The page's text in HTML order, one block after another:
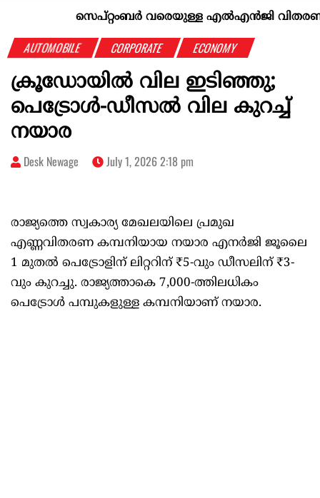
KERALA @70
സെപ്റ്റംബർ വരെയുള്ള എൽഎൻജി വിതരണം
AUTOMOBILE CORPORATE ECONOMY
ക്രൂഡോയിൽ വില ഇടിഞ്ഞു;
പെട്രോൾ-ഡീസൽ വില കുറച്ച്
നയാര
Desk Newage July 1, 2026 2:18 pm
രാജ്യത്തെ സ്വകാര്യ മേഖലയിലെ പ്രമുഖ
എണ്ണവിതരണ കമ്പനിയായ നയാര എനർജി ജൂലൈ
1 മുതൽ പെട്രോളിന് ലിറ്ററിന് ₹5-വും ഡീസലിന് ₹3-
വും കുറച്ചു. രാജ്യത്താകെ 7,000-ത്തിലധികം
പെട്രോൾ പമ്പുകളുള്ള കമ്പനിയാണ് നയാര.